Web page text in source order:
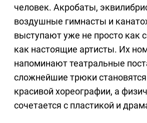
человек. Акробаты,
воздушные гимнасты и
выступают уже не просто как
как настоящие артисты. Их
напоминают театральные
сложнейшие трюки
красивой хореографии, а
сочетается с пластикой и